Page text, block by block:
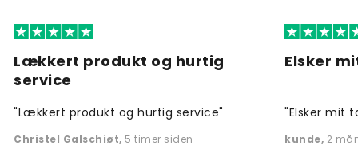
Lækkert produkt og hurtig
service
"Lækkert produkt og hurtig service"
Christel Galschiøt, 5 timer siden
Elsker
"Elsker mit
kunde, 2